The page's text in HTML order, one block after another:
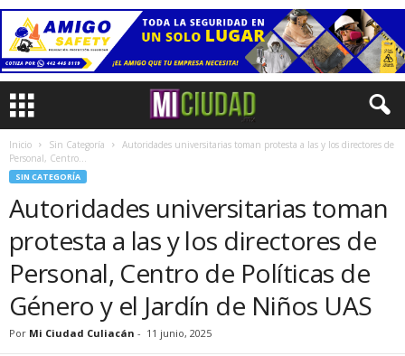
Inicio Sin Categoría
Autoridades universitarias toman protesta a las y los directores de
Personal, Centro...
SIN CATEGORÍA
Autoridades universitarias toman
protesta a las y los directores de
Personal, Centro de Políticas de
Género y el Jardín de Niños UAS
Por Mi Ciudad Culiacán - 11 junio, 2025